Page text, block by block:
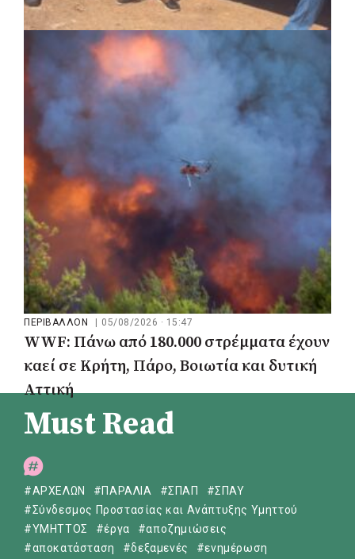
05/08/2026 · 16:05
ΣΠΑΠ: Νέα οχήματα πυροπροστασίας σε
Γαλάτσι, Μαρούσι και Λυκόβρυση –
Πεύκη
ΠΕΡΙΒΑΛΛΟΝ | 05/08/2026 · 15:47
WWF: Πάνω από 180.000 στρέμματα έχουν
καεί σε Κρήτη, Πάρο, Βοιωτία και δυτική
Αττική
Must Read
#ΑΡΧΕΛΩΝ #ΠΑΡΑΛΙΑ #ΣΠΑΠ
#ΣΠΑΥ
#Σύνδεσμος Προστασίας και Ανάπτυξης Υμηττού
#ΥΜΗΤΤΟΣ
#έργα
#αποζημιώσεις
#αποκατάσταση
#δεξαμενές
#ενημέρωση